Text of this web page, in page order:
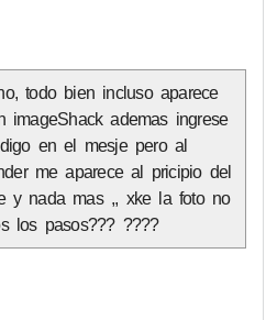
todo bien incluso aparece
imageShack ademas ingrese
en el mesje pero al
me aparece al pricipio del
y nada mas ,, xke la foto no
los pasos??? ????